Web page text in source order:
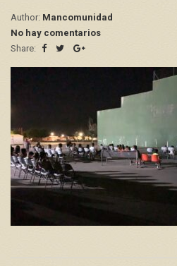
Author: Mancomunidad
No hay comentarios
Share: